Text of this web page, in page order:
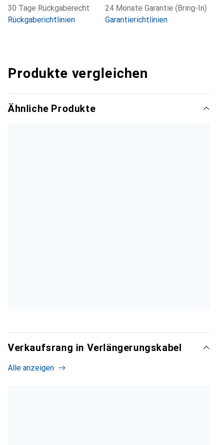
30 Tage Rückgaberecht
Rückgaberichtlinien
24 Monate Garantie (Bring-In)
Garantierichtlinien
Produkte vergleichen
Ähnliche Produkte
Verkaufsrang in Verlängerungskabel
Alle anzeigen